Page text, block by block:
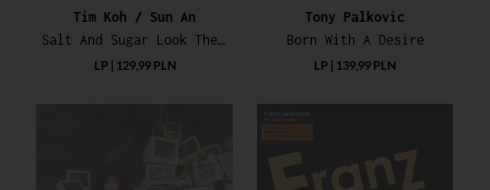
Tim Koh / Sun An
Salt And Sugar Look The Same
LP | 129,99 PLN
Tony Palkovic
Born With A Desire
LP | 139,99 PLN